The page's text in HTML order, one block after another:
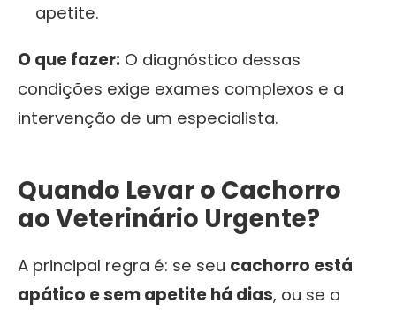
apetite.
O que fazer: O diagnóstico dessas
condições exige exames complexos e a
intervenção de um especialista.
Quando Levar o Cachorro
ao Veterinário Urgente?
A principal regra é: se seu cachorro está
apático e sem apetite há dias, ou se a